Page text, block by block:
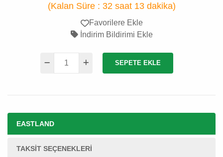
(Kalan Süre : 32 saat 13 dakika)
Favorilere Ekle
İndirim Bildirimi Ekle
SEPETE EKLE
EASTLAND
TAKSIT SEÇENEKLERI